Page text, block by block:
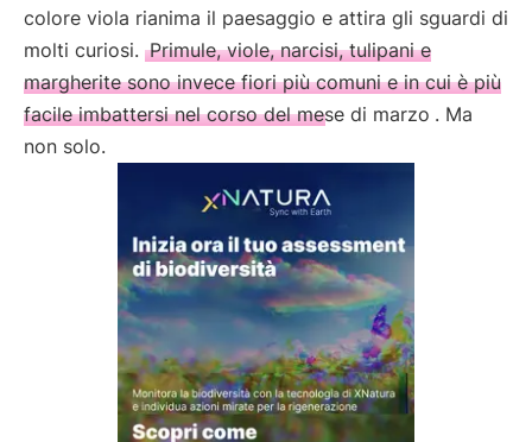
colore viola rianima il paesaggio e attira gli sguardi di
molti curiosi. Primule, viole, narcisi, tulipani e
margherite sono invece fiori più comuni e in cui è più
facile imbattersi nel corso del mese di marzo . Ma
non solo.